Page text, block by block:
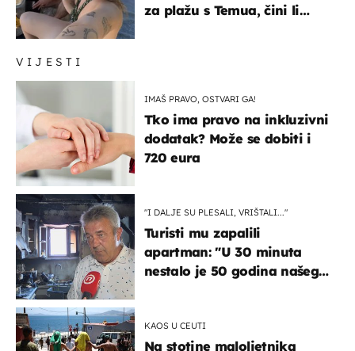
VIJESTI
IMAŠ PRAVO, OSTVARI GA!
Tko ima pravo na inkluzivni
dodatak? Može se dobiti i
720 eura
"I DALJE SU PLESALI, VRIŠTALI..."
Turisti mu zapalili
apartman: "U 30 minuta
nestalo je 50 godina našeg
KAOS U CEUTI
Na stotine maloljetnika
za plažu s Temua, čini li